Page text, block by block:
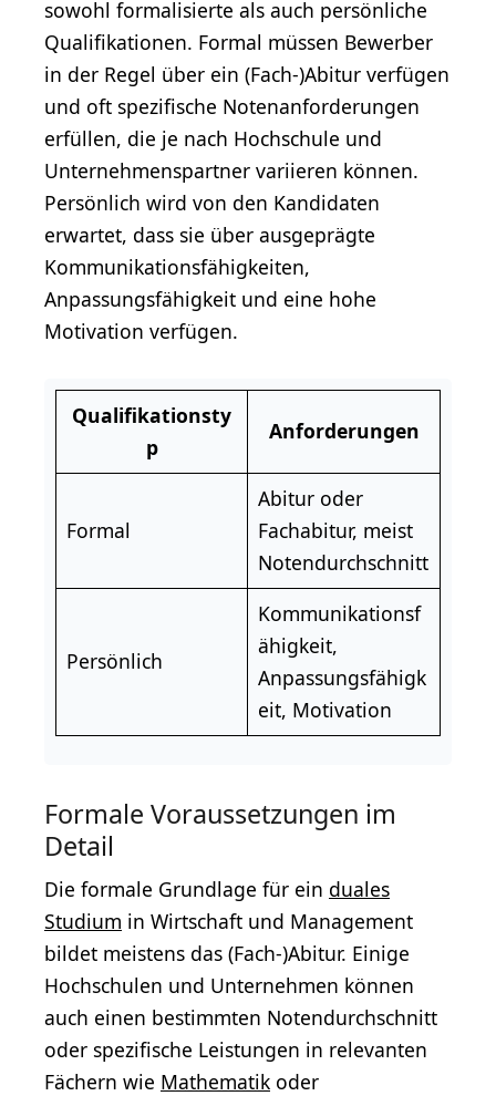
sowohl formalisierte als auch persönliche
Qualifikationen. Formal müssen Bewerber
in der Regel über ein (Fach-)Abitur verfügen
und oft spezifische Notenanforderungen
erfüllen, die je nach Hochschule und
Unternehmenspartner variieren können.
Persönlich wird von den Kandidaten
erwartet, dass sie über ausgeprägte
Kommunikationsfähigkeiten,
Anpassungsfähigkeit und eine hohe
Motivation verfügen.
Qualifikationsty
p
Anforderungen
Formal
Abitur oder
Fachabitur, meist
Notendurchschnitt
Persönlich
Kommunikationsf
ähigkeit,
Anpassungsfähigk
eit, Motivation
Formale Voraussetzungen im
Detail
Die formale Grundlage für ein duales
Studium in Wirtschaft und Management
bildet meistens das (Fach-)Abitur. Einige
Hochschulen und Unternehmen können
auch einen bestimmten Notendurchschnitt
oder spezifische Leistungen in relevanten
Fächern wie Mathematik oder